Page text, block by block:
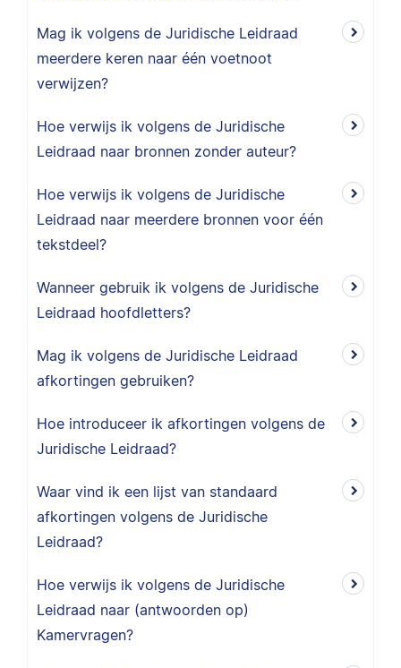
Mag ik volgens de Juridische Leidraad
meerdere keren naar één voetnoot
verwijzen?
Hoe verwijs ik volgens de Juridische
Leidraad naar bronnen zonder auteur?
Hoe verwijs ik volgens de Juridische
Leidraad naar meerdere bronnen voor één
tekstdeel?
Wanneer gebruik ik volgens de Juridische
Leidraad hoofdletters?
Mag ik volgens de Juridische Leidraad
afkortingen gebruiken?
Hoe introduceer ik afkortingen volgens de
Juridische Leidraad?
Waar vind ik een lijst van standaard
afkortingen volgens de Juridische
Leidraad?
Hoe verwijs ik volgens de Juridische
Leidraad naar (antwoorden op)
Kamervragen?